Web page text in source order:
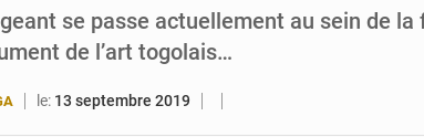
se passe actuellement au sein de la
de l’art togolais…
le: 13 septembre 2019